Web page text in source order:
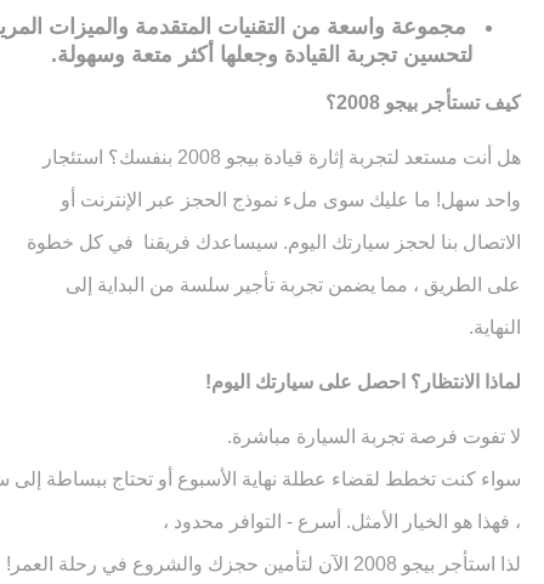
مجموعة واسعة من التقنيات المتقدمة والميزات
لتحسين تجربة القيادة وجعلها أكثر متعة وسهولة.
كيف تستأجر بيجو 2008؟
هل أنت مستعد لتجربة إثارة قيادة بيجو 2008 بنفسك؟ استئجار
واحد سهل! ما عليك سوى ملء نموذج الحجز عبر الإنترنت أو
الاتصال بنا لحجز سيارتك اليوم. سيساعدك فريقنا في كل خطوة
على الطريق ، مما يضمن تجربة تأجير سلسة من البداية إلى
النهاية.
لماذا الانتظار؟ احصل على سيارتك اليوم!
لا تفوت فرصة تجربة السيارة مباشرة.
سواء كنت تخطط لقضاء عطلة نهاية الأسبوع أو تحتاج ببساطة إلى
، فهذا هو الخيار الأمثل. أسرع - التوافر محدود ،
لذا استأجر بيجو 2008 الآن لتأمين حجزك والشروع في رحلة العمر!